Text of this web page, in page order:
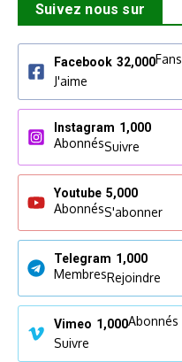
Suivez nous sur
Facebook 32,000Fans
J'aime
Instagram 1,000
AbonnésSuivre
Youtube 5,000
AbonnésS'abonner
Telegram 1,000
MembresRejoindre
Vimeo 1,000Abonnés
Suivre